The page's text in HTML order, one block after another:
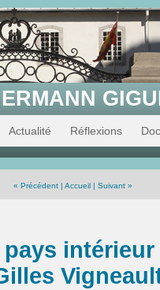
Actualité Réflexions
« Précédent |Accueil |Suivant »